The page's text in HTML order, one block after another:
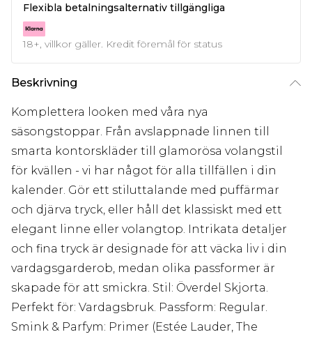
Flexibla betalningsalternativ tillgängliga
18+, villkor gäller. Kredit föremål för status
Beskrivning
Komplettera looken med våra nya
säsongstoppar. Från avslappnade linnen till
smarta kontorskläder till glamorösa volangstil
för kvällen - vi har något för alla tillfällen i din
kalender. Gör ett stiluttalande med puffärmar
och djärva tryck, eller håll det klassiskt med ett
elegant linne eller volangtop. Intrikata detaljer
och fina tryck är designade för att väcka liv i din
vardagsgarderob, medan olika passformer är
skapade för att smickra. Stil: Överdel Skjorta.
Perfekt för: Vardagsbruk. Passform: Regular.
Smink & Parfym: Primer (Estée Lauder, The